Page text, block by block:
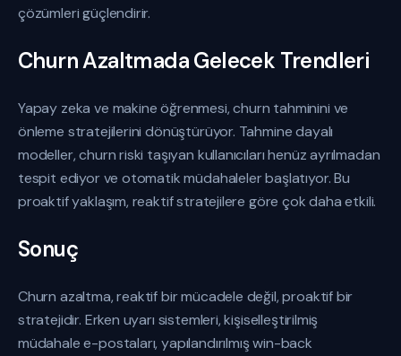
çözümleri güçlendirir.
Churn Azaltmada Gelecek Trendleri
Yapay zeka ve makine öğrenmesi, churn tahminini ve
önleme stratejilerini dönüştürüyor. Tahmine dayalı
modeller, churn riski taşıyan kullanıcıları henüz ayrılmadan
tespit ediyor ve otomatik müdahaleler başlatıyor. Bu
proaktif yaklaşım, reaktif stratejilere göre çok daha etkili.
Sonuç
Churn azaltma, reaktif bir mücadele değil, proaktif bir
stratejidir. Erken uyarı sistemleri, kişiselleştirilmiş
müdahale e-postaları, yapılandırılmış win-back